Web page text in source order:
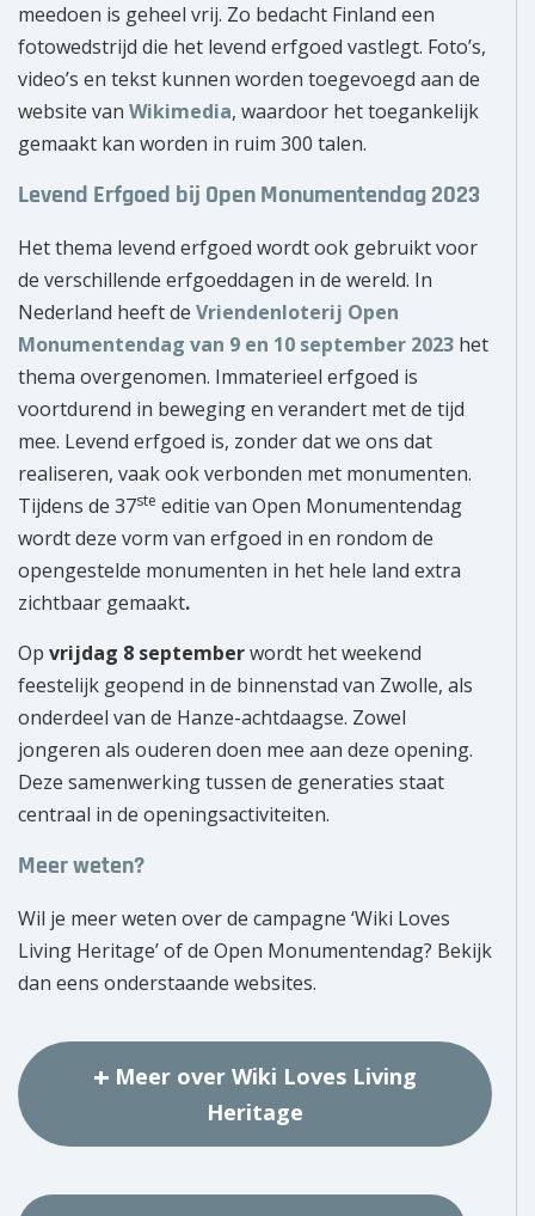
meedoen is geheel vrij. Zo bedacht Finland een
fotowedstrijd die het levend erfgoed vastlegt. Foto’s,
video’s en tekst kunnen worden toegevoegd aan de
website van Wikimedia, waardoor het toegankelijk
gemaakt kan worden in ruim 300 talen.
Levend Erfgoed bij Open Monumentendag 2023
Het thema levend erfgoed wordt ook gebruikt voor
de verschillende erfgoeddagen in de wereld. In
Nederland heeft de Vriendenloterij Open
Monumentendag van 9 en 10 september 2023 het
thema overgenomen. Immaterieel erfgoed is
voortdurend in beweging en verandert met de tijd
mee. Levend erfgoed is, zonder dat we ons dat
realiseren, vaak ook verbonden met monumenten.
Tijdens de 37ste editie van Open Monumentendag
wordt deze vorm van erfgoed in en rondom de
opengestelde monumenten in het hele land extra
zichtbaar gemaakt.
Op vrijdag 8 septemberwordt het weekend
feestelijk geopend in de binnenstad van Zwolle, als
onderdeel van de Hanze-achtdaagse. Zowel
jongeren als ouderen doen mee aan deze opening.
Deze samenwerking tussen de generaties staat
centraal in de openingsactiviteiten.
Meer weten?
Wil je meer weten over de campagne ‘Wiki Loves
Living Heritage’ of de Open Monumentendag? Bekijk
dan eens onderstaande websites.
Meer over Wiki Loves Living
Heritage